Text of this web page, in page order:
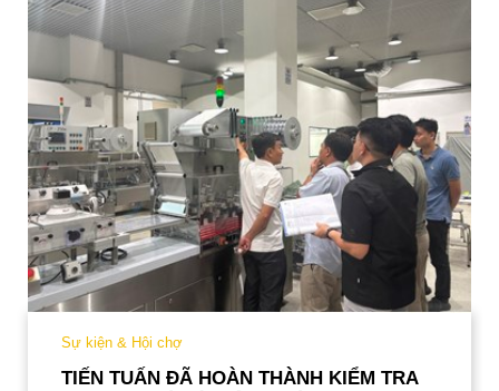
Sự kiện & Hội chợ
TIẾN TUẤN ĐÃ HOÀN THÀNH KIỂM TRA